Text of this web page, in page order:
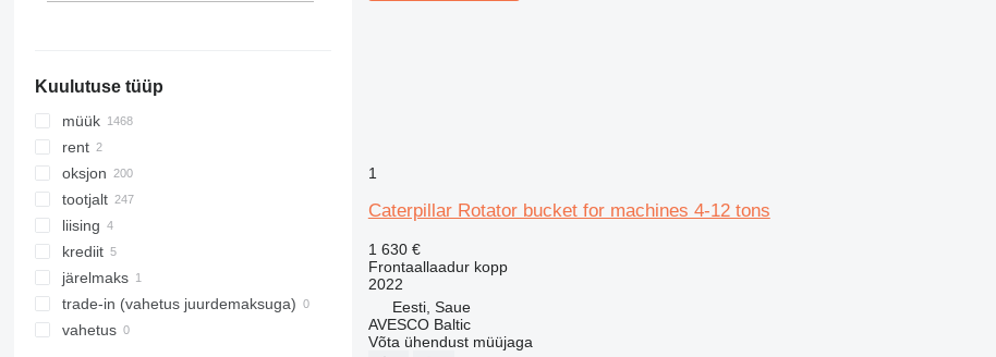
Kuulutuse tüüp
müük
rent
oksjon
tootjalt
liising
krediit
järelmaks
trade-in (vahetus juurdemaksuga)
vahetus
1
Caterpillar Rotator bucket for machines 4-12 tons
1 630 €
Frontaallaadur kopp
2022
Eesti, Saue
AVESCO Baltic
Võta ühendust müüjaga